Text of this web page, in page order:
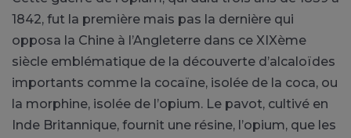
1842, fut la première mais pas la dernière qui
opposa la Chine à l’Angleterre dans ce XIXème
siècle emblématique de la découverte d’alcaloïdes
importants comme la cocaïne, isolée de la coca, ou
la morphine, isolée de l’opium. Le pavot, cultivé en
Inde Britannique, fournit une résine, l’opium, que les